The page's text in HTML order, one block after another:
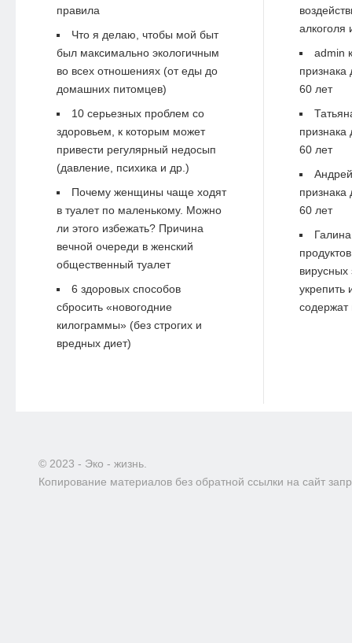
правила
Что я делаю, чтобы мой быт
был максимально экологичным
во всех отношениях (от еды до
домашних питомцев)
10 серьезных проблем со
здоровьем, к которым может
привести регулярный недосып
(давление, психика и др.)
Почему женщины чаще ходят
в туалет по маленькому. Можно
ли этого избежать? Причина
вечной очереди в женский
общественный туалет
6 здоровых способов
сбросить «новогодние
килограммы» (без строгих и
вредных диет)
алкоголя
admin
60 лет
60 лет
Андрей
60 лет
Галина
вирусных
укрепить
содержат
© 2023 - Эко - жизнь.
Копирование материалов без обратной ссылки на сайт